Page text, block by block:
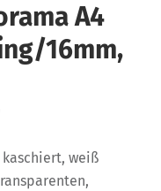
A4
16mm,
kaschiert, weiß